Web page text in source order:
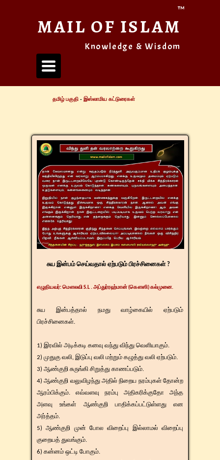
Toggle
navigation
MAIL OF ISLAM
™
Knowledge & Wisdom
தமிழ் பகுதி-இஸ்லாமிய கட்டுரைகள்
​சுய இன்பம் செய்வதால் ஏற்படும் பிரச்சினைகள் ?
எழுதியவர்:மௌலவி S.L . அப்துர்ரஹ்மான் (கௌஸி) கல்முனை.
சுய இன்பத்தால் நமது வாழ்கையில் ஏற்படும்
பிரச்சினைகள்.
1) இரவில் அடிக்கடி கனவு வந்து விந்து வெளியாகும்.
2) முதுகு வலி, இடுப்பு வலி மற்றும் கழுத்து வலி ஏற்படும்.
3) ஆண்குறி சுருங்கி சிறுத்து காணப்படும்.
4) ஆண்குறி வலுவிழந்து அதில் நிறைய நரம்புகள் தோன்ற
ஆரம்பிக்கும். எவ்வளவு நரம்பு அதிகரிக்குதோ அந்த
அளவு உங்கள் ஆண்குறி பாதிக்கப்பட்டுள்ளது என
அர்த்தம்.
5) ஆண்குறி முன் போல விறைப்பு இல்லாமல் விறைப்பு
குறையத் துவங்கும்.
6) கன்னம் ஒட்டி போகும்.